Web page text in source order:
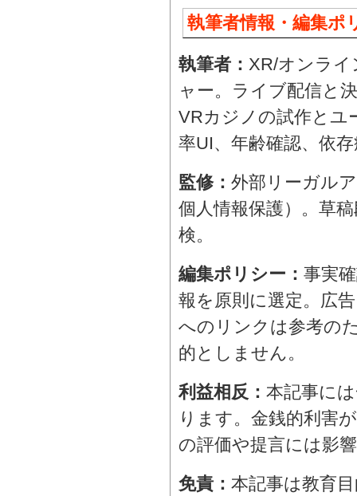
執筆者情報・編集ポ
執筆者： XR/オンラ
ャー。ライブ配信と
VRカジノの試作とユ
率UI、年齢確認、依
監修： 外部リーガル
個人情報保護）。草
検。
編集ポリシー： 事実
報を原則に選定。広
へのリンクは参考の
的としません。
利益相反： 本記事に
ります。金銭的利害
の評価や提言には影
免責： 本記事は教育